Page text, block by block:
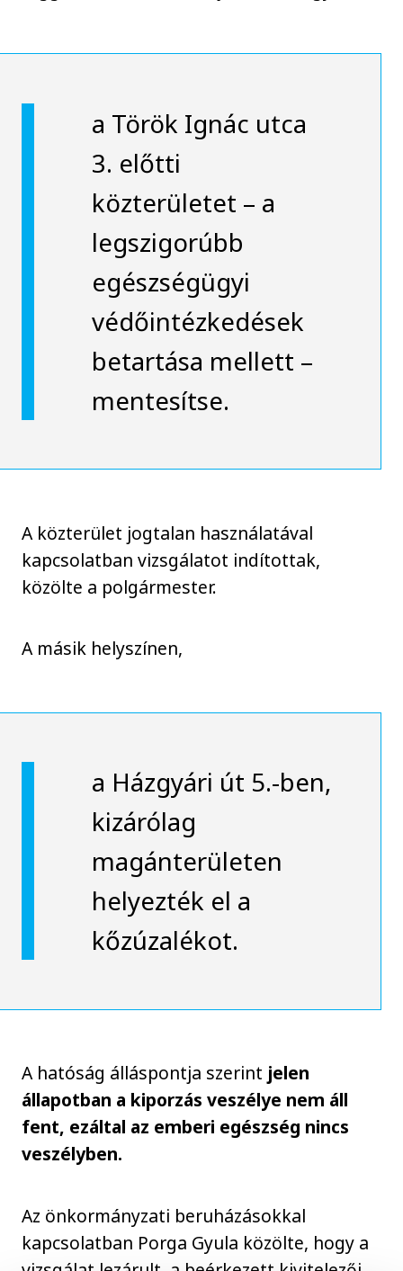
a Török Ignác utca
3. előtti
közterületet – a
legszigorúbb
egészségügyi
védőintézkedések
betartása mellett –
mentesítse.
A közterület jogtalan használatával
kapcsolatban vizsgálatot indítottak,
közölte a polgármester.
A másik helyszínen,
a Házgyári út 5.-ben,
kizárólag
magánterületen
helyezték el a
kőzúzalékot.
A hatóság álláspontja szerint jelen
állapotban a kiporzás veszélye nem áll
fent, ezáltal az emberi egészség nincs
veszélyben.
Az önkormányzati beruházásokkal
kapcsolatban Porga Gyula közölte, hogy a